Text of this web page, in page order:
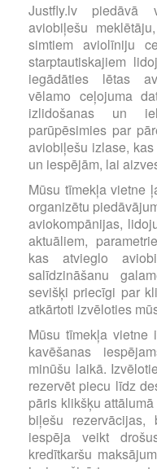
Justfly.lv piedāvā
aviobiļešu
simtiem aviolīniju
starptautiskajiem
iegādāties lētas
vēlamo ceļojuma
izlidošanas un
parūpēsimies par
aviobiļešu izlase,
un iespējām, lai
Mūsu tīmekļa vietne
organizētu
aviokompānijas,
aktuāliem,
kas atvieglo
salīdzināšanu
sevišķi priecīgi par
atkārtoti izvēloties
Mūsu tīmekļa vietne
kavēšanas
minūšu laikā.
rezervēt piecu līdz
pāris klikšķu
biļešu
iespēja veikt
kredītkaršu